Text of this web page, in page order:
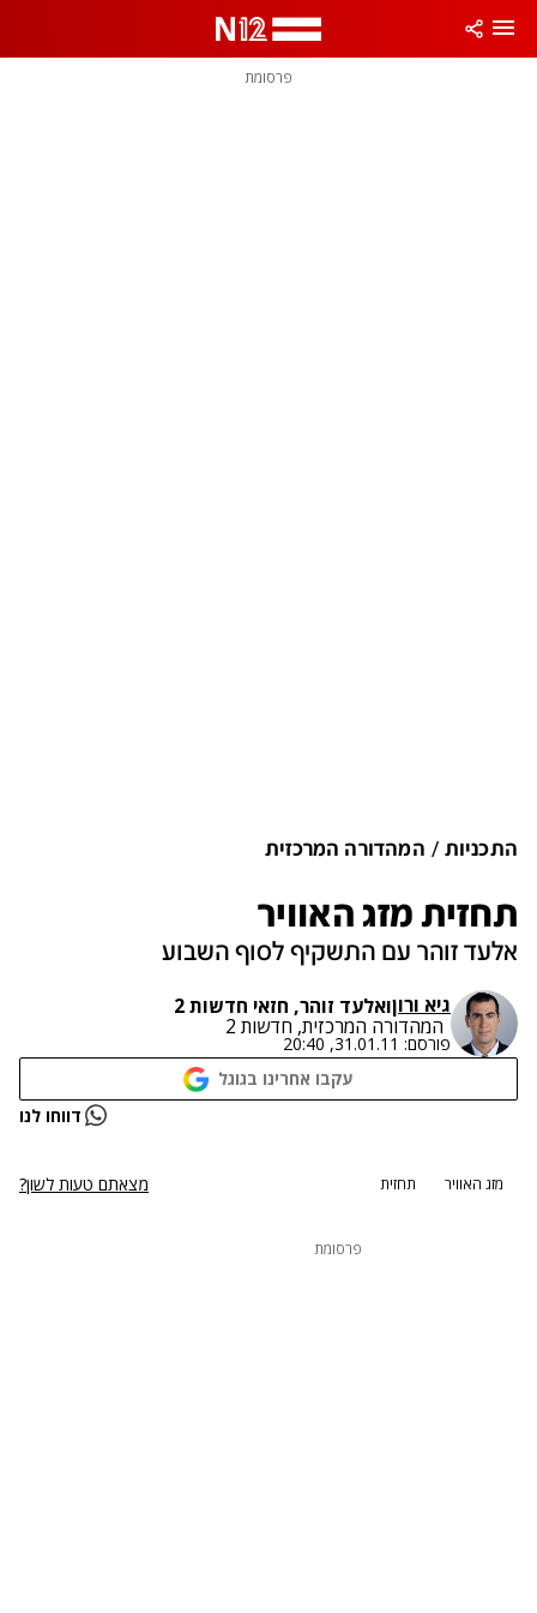
פרסומת
התכניות המהדורה המרכזית
תחזית מזג האוויר
אלעד זוהר עם התשקיף לסוף השבוע
גיא ורוןואלעד זוהר, חזאי חדשות 2
המהדורה המרכזית, חדשות 2
פורסם: 31.01.11, 20:40
עקבו אחרינו בגוגל
דווחו לנו
מזג האוויר תחזית מצאתם טעות לשון?
פרסומת